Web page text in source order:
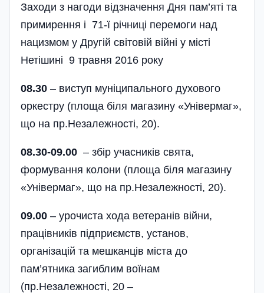
Заходи з нагоди відзначення Дня пам’яті та
примирення і 71-ї річниці перемоги над
нацизмом у Другій світовій війні у місті
Нетішині 9 травня 2016 року
08.30 – виступ муніципального духового
оркестру (площа біля магазину «Універмаг»,
що на пр.Незалежності, 20).
08.30-09.00 – збір учасників свята,
формування колони (площа біля магазину
«Універмаг», що на пр.Незалежності, 20).
09.00 – урочиста хода ветеранів війни,
працівни­ків підприємств, установ,
організацій та мешканців міста до
пам’ятника загиблим воїнам
(пр.Незалежності, 20 –